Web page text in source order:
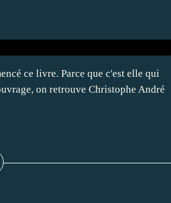
ce livre. Parce que c'est elle qui
on retrouve Christophe André